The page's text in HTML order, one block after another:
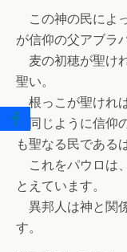
この神の民によ
が信仰の父アブラ
麦の初穂が聖け
聖い。
根っこが聖けれ
同じように信仰の
も聖なる民である
これをパウロは
とえています。
異邦人は神と関
す。